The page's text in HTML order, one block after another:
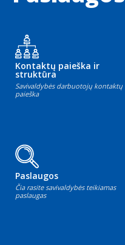
Kontaktų paieška ir
struktūra
Savivaldybės darbuotojų kontaktų
paieška
Paslaugos
Čia rasite savivaldybės teikiamas
paslaugas